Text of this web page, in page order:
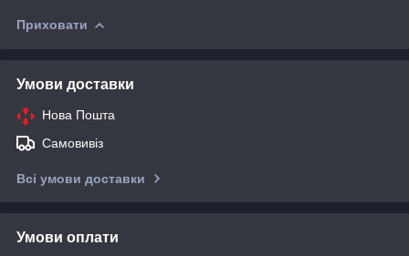
Приховати
Умови доставки
Нова Пошта
Самовивіз
Всі умови доставки
Умови оплати